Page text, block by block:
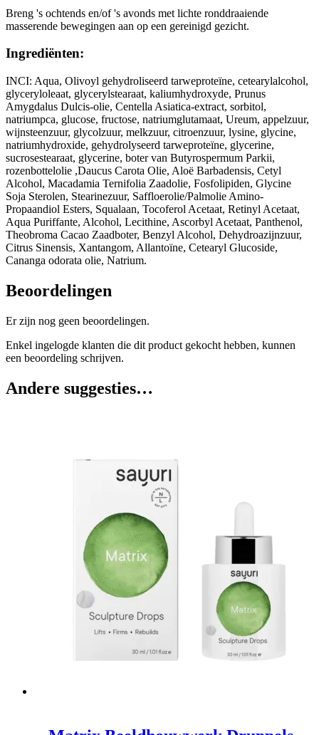
Breng 's ochtends en/of 's avonds met lichte ronddraaiende
masserende bewegingen aan op een gereinigd gezicht.
Ingrediënten:
INCI: Aqua, Olivoyl gehydroliseerd tarweproteïne, cetearylalcohol,
glyceryloleaat, glycerylstearaat, kaliumhydroxyde, Prunus
Amygdalus Dulcis-olie, Centella Asiatica-extract, sorbitol,
natriumpca, glucose, fructose, natriumglutamaat, Ureum, appelzuur,
wijnsteenzuur, glycolzuur, melkzuur, citroenzuur, lysine, glycine,
natriumhydroxide, gehydrolyseerd tarweproteïne, glycerine,
sucrosestearaat, glycerine, boter van Butyrospermum Parkii,
rozenbottelolie ,Daucus Carota Olie, Aloë Barbadensis, Cetyl
Alcohol, Macadamia Ternifolia Zaadolie, Fosfolipiden, Glycine
Soja Sterolen, Stearinezuur, Saffloerolie/Palmolie Amino-
Propaandiol Esters, Squalaan, Tocoferol Acetaat, Retinyl Acetaat,
Aqua Puriffante, Alcohol, Lecithine, Ascorbyl Acetaat, Panthenol,
Theobroma Cacao Zaadboter, Benzyl Alcohol, Dehydroazijnzuur,
Citrus Sinensis, Xantangom, Allantoïne, Cetearyl Glucoside,
Cananga odorata olie, Natrium.
Beoordelingen
Er zijn nog geen beoordelingen.
Enkel ingelogde klanten die dit product gekocht hebben, kunnen
een beoordeling schrijven.
Andere suggesties…